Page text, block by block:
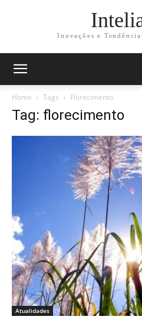
Inovações e
Home Tags Florecimento
Tag: florecimento
Atualidades